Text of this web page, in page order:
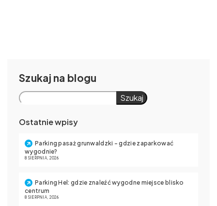
Szukaj
Szukaj
Ostatnie wpisy
Parking pasaż grunwaldzki – gdzie zaparkować
wygodnie?
8 SIERPNIA, 2026
Parking Hel: gdzie znaleźć wygodne miejsce blisko
centrum
8 SIERPNIA, 2026